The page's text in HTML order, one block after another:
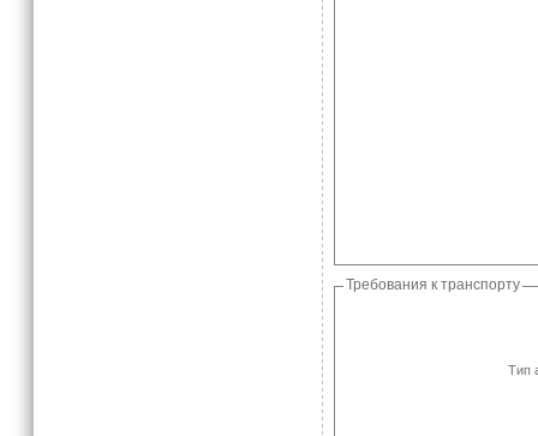
Требования к транспорту
Тип